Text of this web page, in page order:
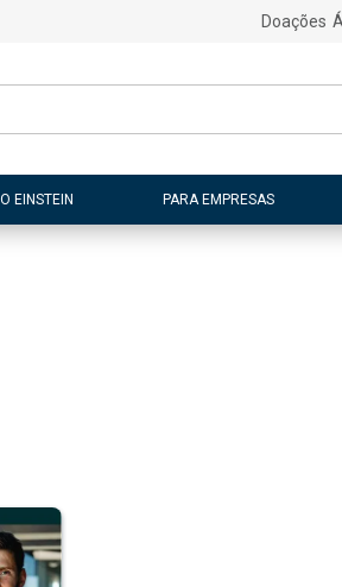
Doações
EINSTEIN PARA EMPRESAS